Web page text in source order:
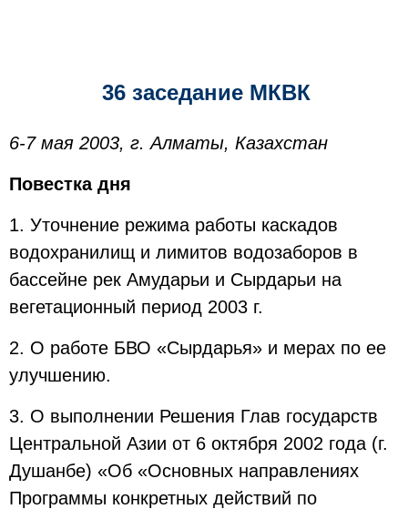
36 заседание МКВК
6-7 мая 2003, г. Алматы, Казахстан
Повестка дня
1. Уточнение режима работы каскадов
водохранилищ и лимитов водозаборов в
бассейне рек Амударьи и Сырдарьи на
вегетационный период 2003 г.
2. О работе БВО «Сырдарья» и мерах по ее
улучшению.
3. О выполнении Решения Глав государств
Центральной Азии от 6 октября 2002 года (г.
Душанбе) «Об «Основных направлениях
Программы конкретных действий по